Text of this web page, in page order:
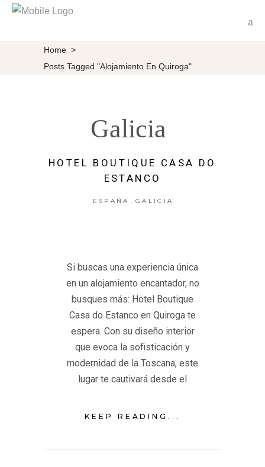
Home >
Posts Tagged "alojamiento En Quiroga"
Galicia
HOTEL BOUTIQUE CASA DO
ESTANCO
ESPAÑA GALICIA
Si buscas una experiencia única
en un alojamiento encantador, no
busques más: Hotel Boutique
Casa do Estanco en Quiroga te
espera. Con su diseño interior
que evoca la sofisticación y
modernidad de la Toscana, este
lugar te cautivará desde el
KEEP READING...